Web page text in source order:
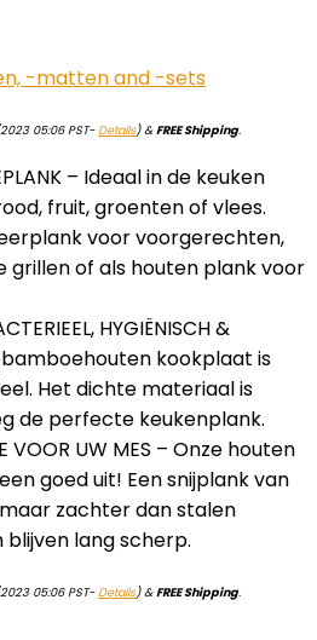
-matten and -sets
05:06 PST-Details)&FREE Shipping.
– Ideaal in de keuken
fruit, groenten of vlees.
voor voorgerechten,
grillen of als houten plank voor
HYGIËNISCH &
bamboehouten kookplaat is
Het dichte materiaal is
de perfecte keukenplank.
VOOR UW MES – Onze houten
goed uit! Een snijplank van
zachter dan stalen
blijven lang scherp.
05:06 PST-Details)&FREE Shipping.